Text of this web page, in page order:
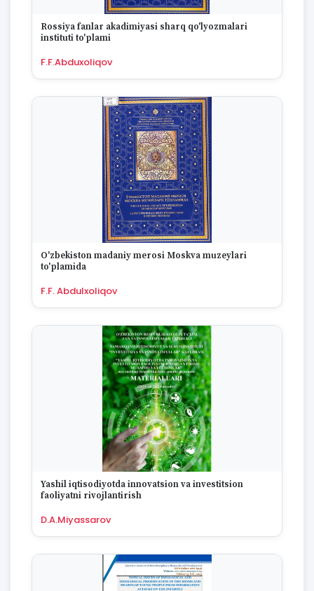
Rossiya fanlar akadimiyasi sharq qo'lyozmalari
instituti to'plami
F.F.Abduxoliqov
O'zbekiston madaniy merosi Moskva muzeylari
to'plamida
F.F. Abdulxoliqov
Yashil iqtisodiyotda innovatsion va investitsion
faoliyatni rivojlantirish
D.A.Miyassarov